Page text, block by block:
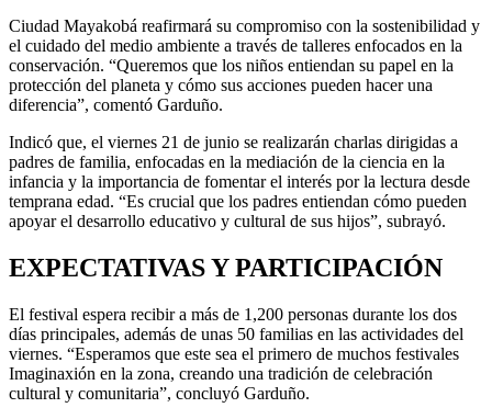
Ciudad Mayakobá reafirmará su compromiso con la sostenibilidad y
el cuidado del medio ambiente a través de talleres enfocados en la
conservación. “Queremos que los niños entiendan su papel en la
protección del planeta y cómo sus acciones pueden hacer una
diferencia”, comentó Garduño.
Indicó que, el viernes 21 de junio se realizarán charlas dirigidas a
padres de familia, enfocadas en la mediación de la ciencia en la
infancia y la importancia de fomentar el interés por la lectura desde
temprana edad. “Es crucial que los padres entiendan cómo pueden
apoyar el desarrollo educativo y cultural de sus hijos”, subrayó.
EXPECTATIVAS Y PARTICIPACIÓN
El festival espera recibir a más de 1,200 personas durante los dos
días principales, además de unas 50 familias en las actividades del
viernes. “Esperamos que este sea el primero de muchos festivales
Imaginaxión en la zona, creando una tradición de celebración
cultural y comunitaria”, concluyó Garduño.